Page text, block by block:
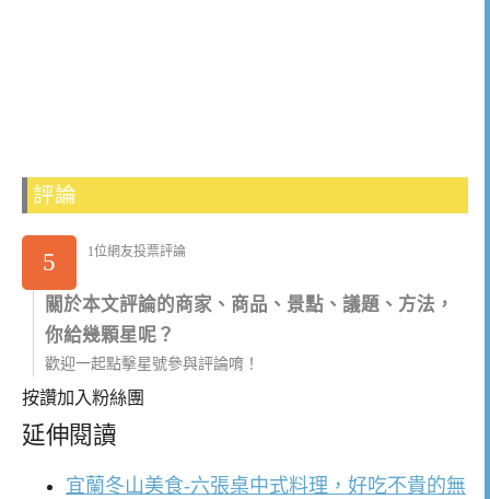
評論
5 1位網友投票評論
關於本文評論的商家、商品、景點、議題、方法，
你給幾顆星呢？
歡迎一起點擊星號參與評論唷！
按讚加入粉絲團
延伸閱讀
宜蘭冬山美食-六張桌中式料理，好吃不貴的無